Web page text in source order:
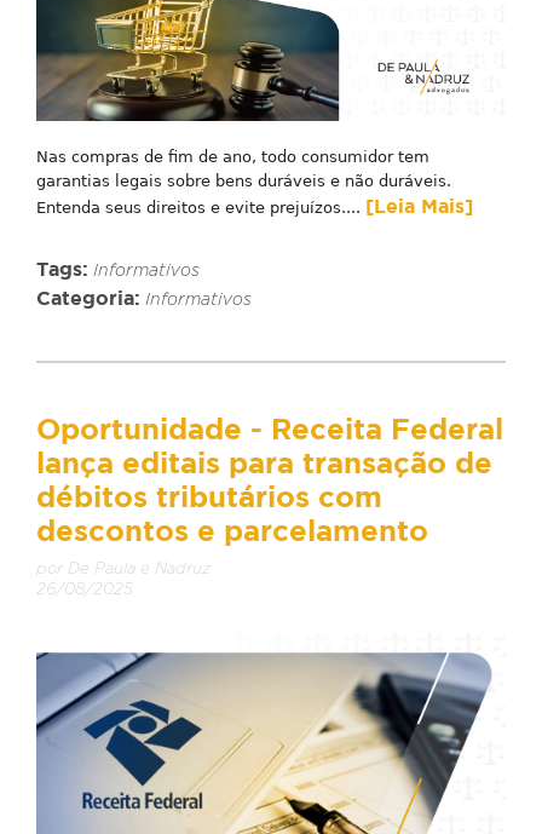
Nas compras de fim de ano, todo consumidor tem
garantias legais sobre bens duráveis e não duráveis.
Entenda seus direitos e evite prejuízos.... [Leia Mais]
Tags: Informativos
Categoria: Informativos
Oportunidade - Receita Federal
lança editais para transação de
débitos tributários com
descontos e parcelamento
por De Paula e Nadruz
26/08/2025